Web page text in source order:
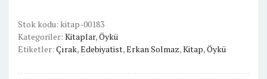
Stok kodu: kitap-00183
Kategoriler: Kitaplar,Öykü
Etiketler: Çırak,Edebiyatist,Erkan Solmaz,Kitap,Öykü